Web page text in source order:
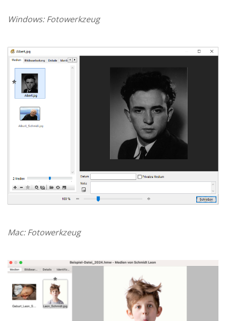
Windows: Fotowerkzeug
Mac: Fotowerkzeug